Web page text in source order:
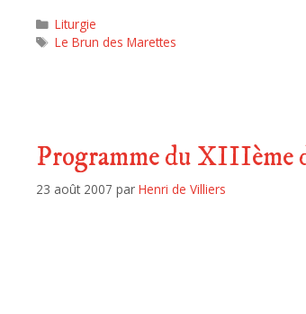
Liturgie
Le Brun des Marettes
Programme du XIIIème
23 août 2007 par Henri de Villiers